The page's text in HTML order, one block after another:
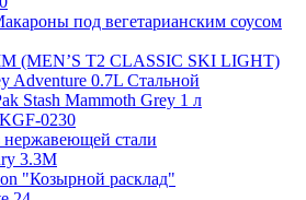
под вегетарианским соусом
(MEN’S T2 CLASSIC SKI LIGHT)
Adventure 0.7L Стальной
Stash Mammoth Grey 1 л
0230
стали
3.3M
"Козырной расклад"